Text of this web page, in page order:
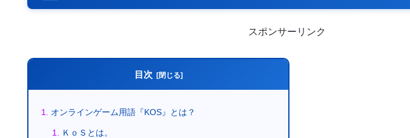
スポンサーリンク
目次
オンラインゲーム用語『KOS』とは？
ＫｏＳとは。